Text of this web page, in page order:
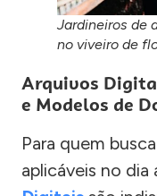
Jardineiros de
no viveiro de
Arquivos
e Modelos de
Para quem
aplicáveis no dia